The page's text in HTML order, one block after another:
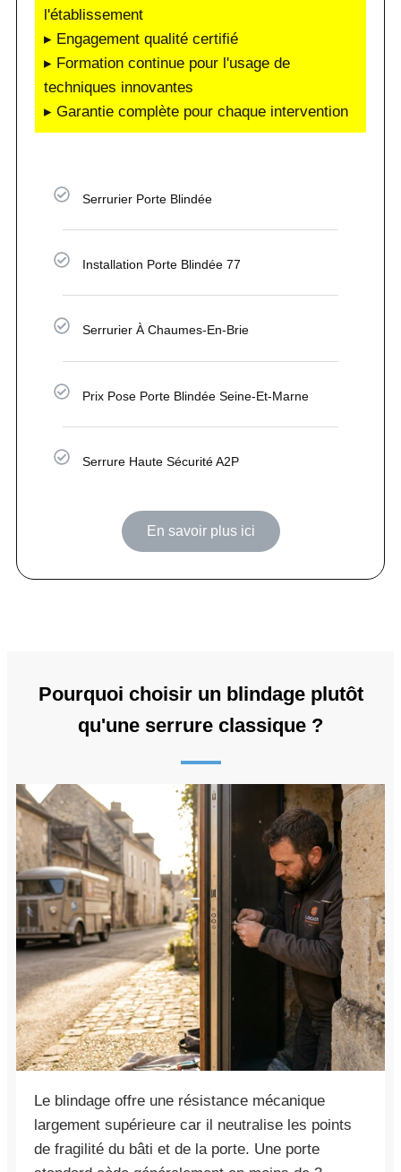
l'établissement
▸ Engagement qualité certifié
▸ Formation continue pour l'usage de
techniques innovantes
▸ Garantie complète pour chaque intervention
Serrurier Porte Blindée
Installation Porte Blindée 77
Serrurier À Chaumes-En-Brie
Prix Pose Porte Blindée Seine-Et-Marne
Serrure Haute Sécurité A2P
En savoir plus ici
Pourquoi choisir un blindage plutôt
qu'une serrure classique ?
Le blindage offre une résistance mécanique
largement supérieure car il neutralise les points
de fragilité du bâti et de la porte. Une porte